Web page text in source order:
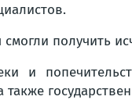
смогли получить
и
также